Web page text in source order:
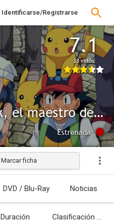
Identificarse/Registrarse
7.1
33 votos
Zoroark, el maestro de Ilusiones
Estrenada
Marcar ficha
DVD / Blu-Ray Noticias
Duración Clasificación por edades